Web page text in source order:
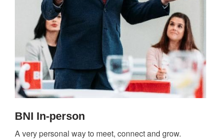
BNI In-person
A very personal way to meet, connect and grow.